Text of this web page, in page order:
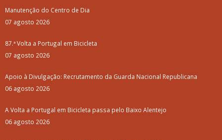
Manutenção do Centro de Dia
07 agosto 2026
87.ª Volta a Portugal em Bicicleta
07 agosto 2026
Apoio à Divulgação: Recrutamento da Guarda Nacional Republicana
06 agosto 2026
A Volta a Portugal em Bicicleta passa pelo Baixo Alentejo
06 agosto 2026